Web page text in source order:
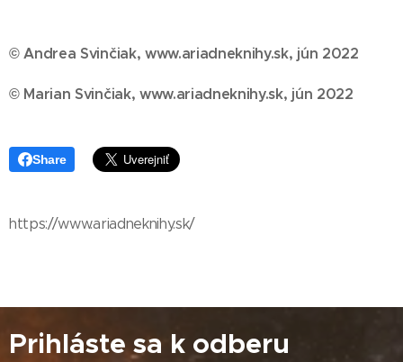
© Andrea Svinčiak, www.ariadneknihy.sk, jún 2022
© Marian Svinčiak, www.ariadneknihy.sk, jún 2022
Share
https://www.ariadneknihy.sk/
Prihláste sa k odberu